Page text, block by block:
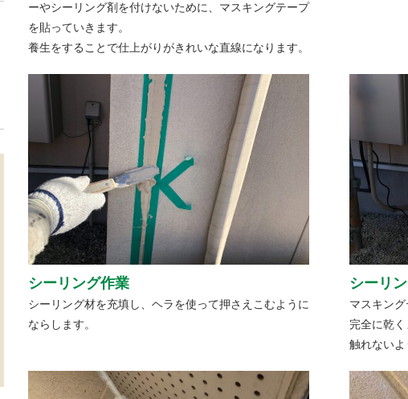
ーやシーリング剤を付けないために、マスキングテープ
を貼っていきます。
養生をすることで仕上がりがきれいな直線になります。
シーリング作業
シーリング材を充填し、ヘラを使って押さえこむように
ならします。
シーリ
マスキング
完全に乾
触れないよ